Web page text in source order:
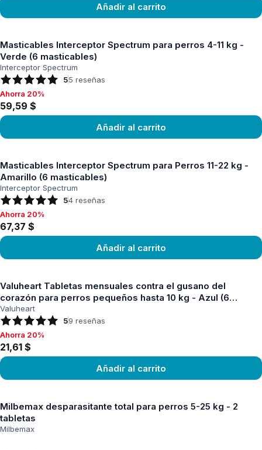
Añadir al carrito
Masticables Interceptor Spectrum para perros 4-11 kg -
Verde (6 masticables)
Interceptor Spectrum
55 reseñas
Ahorra 20%, 59,59 $
Ahorra 20%
59,59 $
Añadir al carrito
Masticables Interceptor Spectrum para Perros 11-22 kg -
Amarillo (6 masticables)
Interceptor Spectrum
54 reseñas
Ahorra 20%, 67,37 $
Ahorra 20%
67,37 $
Añadir al carrito
Valuheart Tabletas mensuales contra el gusano del
corazón para perros pequeños hasta 10 kg - Azul (6
tabletas)
Valuheart
59 reseñas
Ahorra 20%, 21,61 $
Ahorra 20%
21,61 $
Añadir al carrito
Milbemax desparasitante total para perros 5-25 kg - 2
tabletas
Milbemax